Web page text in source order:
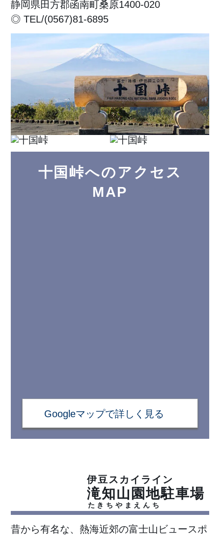
静岡県田方郡函南町桑原1400-020
◎ TEL/(0567)81-6895
十国峠へのアクセス
MAP
Googleマップで詳しく見る
01
伊豆スカイライン
滝知山園地
たきちやまえんち
駐車場
昔から有名な、熱海近郊の富士山ビュースポ